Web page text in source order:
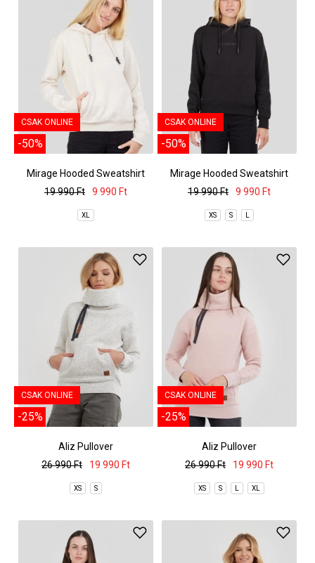
CSAK ONLINE
-50%
Mirage Hooded Sweatshirt
19 990 Ft
9 990 Ft
XL
CSAK ONLINE
-50%
Mirage Hooded Sweatshirt
19 990 Ft
9 990 Ft
XS S L
CSAK ONLINE
-25%
Aliz Pullover
26 990 Ft
19 990 Ft
XS S
CSAK ONLINE
-25%
Aliz Pullover
26 990 Ft
19 990 Ft
XS S L XL